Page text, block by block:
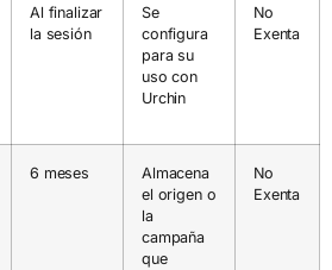
Al finalizar
la sesión
Se
configura
para su
uso con
Urchin
No
Exenta
6 meses
Almacena
el origen o
la
campaña
que
No
Exenta